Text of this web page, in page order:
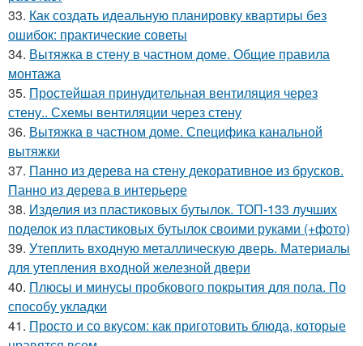
33. Как создать идеальную планировку квартиры без
ошибок: практические советы
34. Вытяжка в стену в частном доме. Общие правила
монтажа
35. Простейшая принудительная вентиляция через
стену.. Схемы вентиляции через стену
36. Вытяжка в частном доме. Специфика канальной
вытяжки
37. Панно из дерева на стену декоративное из брусков.
Панно из дерева в интерьере
38. Изделия из пластиковых бутылок. ТОП-133 лучших
поделок из пластиковых бутылок своими руками (+фото)
39. Утеплить входную металлическую дверь. Материалы
для утепления входной железной двери
40. Плюсы и минусы пробкового покрытия для пола. По
способу укладки
41. Просто и со вкусом: как приготовить блюда, которые